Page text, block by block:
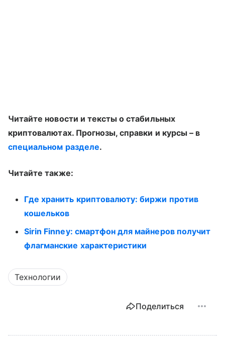
Читайте новости и тексты о стабильных
криптовалютах. Прогнозы, справки и курсы – в
специальном разделе.
Читайте также:
Где хранить криптовалюту: биржи против
кошельков
Sirin Finney: смартфон для майнеров получит
флагманские характеристики
Технологии
Поделиться